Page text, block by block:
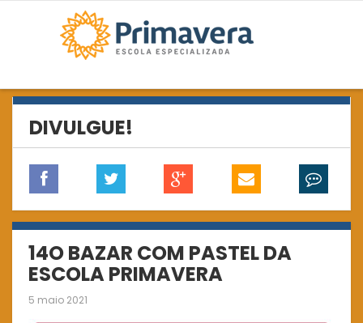
DIVULGUE!
14O BAZAR COM PASTEL DA
ESCOLA PRIMAVERA
5 maio 2021